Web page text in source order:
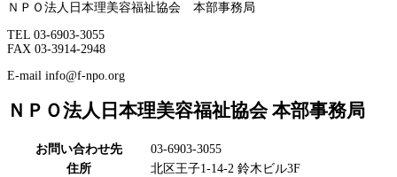
ＮＰＯ法人日本理美容福祉協会 本部事務局
TEL 03-6903-3055
FAX 03-3914-2948
E-mail info@f-npo.org
ＮＰＯ法人日本理美容福祉協会 本部事務局
お問い合わせ先
03-6903-3055
住所
北区王子1-14-2 鈴木ビル3F